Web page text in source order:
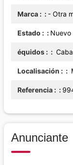
Marca : - Otra
Estado : Nuevo
équidos :
Localisación :
Referencia :
Anunciante